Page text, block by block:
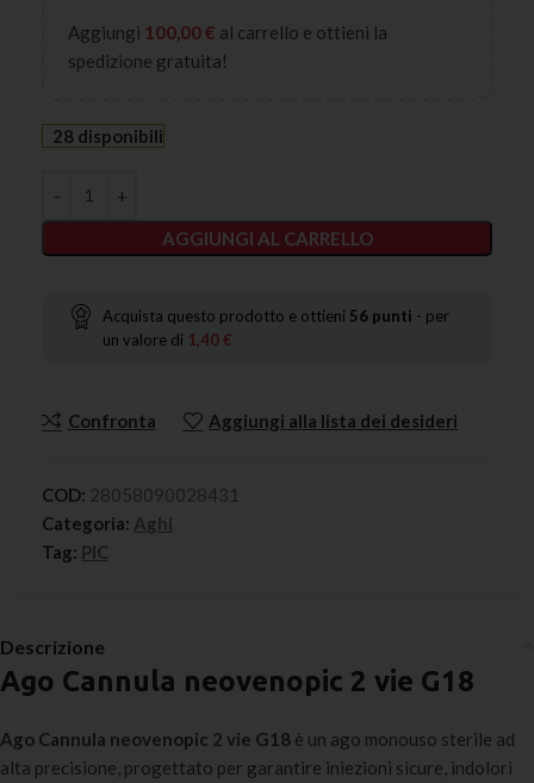
Aggiungi 100,00€ al carrello e ottieni la
spedizione gratuita!
28 disponibili
AGGIUNGI AL CARRELLO
Acquista questo prodotto e ottieni 56 punti - per
un valore di 1,40€
Confronta Aggiungi alla lista dei desideri
COD: 28058090028431
Categoria: Aghi
Tag: PIC
Descrizione
Ago Cannula neovenopic 2 vie G18
Ago Cannula neovenopic 2 vie G18 è un ago monouso sterile ad
alta precisione, progettato per garantire iniezioni sicure, indolori